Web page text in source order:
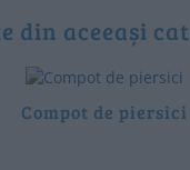
din aceeași
Compot de piersici